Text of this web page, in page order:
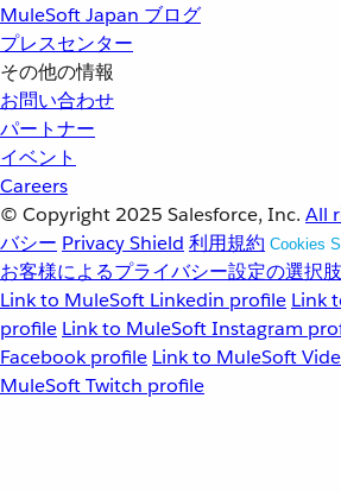
MuleSoft Japan ブログ
プレスセンター
その他の情報
お問い合わせ
パートナー
イベント
Careers
© Copyright 2025 Salesforce, Inc. All
バシー Privacy Shield 利用規約 Cookies
お客様によるプライバシー設定の選択肢
Link to MuleSoft Linkedin profile Link
profile Link to MuleSoft Instagram
Facebook profile Link to MuleSoft
MuleSoft Twitch profile